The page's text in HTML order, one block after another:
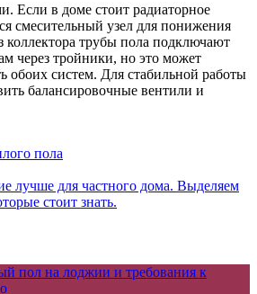
Если в доме стоит радиаторное
смесительный узел для понижения
коллектора трубы пола подключают
через тройники, но это может
обоих систем. Для стабильной работы
балансировочные вентили и
пола
лучше для частного дома. Выделяем
стоит знать.